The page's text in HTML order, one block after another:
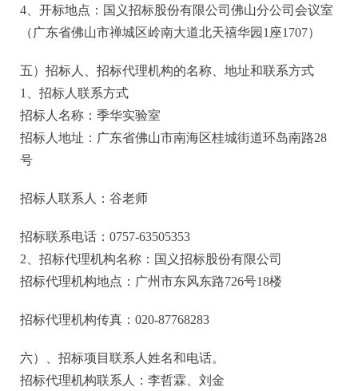
4、开标地点：国义招标股份有限公司佛山分公司会议室
（广东省佛山市禅城区岭南大道北天禧华园1座1707）
五） 招标人、招标代理机构的名称、地址和联系方式
1、招标人联系方式
招标人名称： 季华实验室
招标人地址：广东省佛山市南海区桂城街道环岛南路28
号
招标人联系人： 谷老师
招标联系电话： 0757-63505353
2、招标代理机构名称：国义招标股份有限公司
招标代理机构地点：广州市东风东路726号18楼
招标代理机构传真： 020-87768283
六）、招标项目联系人姓名和电话。
招标代理机构联系人： 李哲霖、刘金